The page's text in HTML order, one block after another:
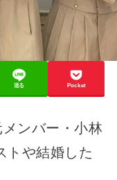
送る Pocket
ンバー・小林
トや結婚した